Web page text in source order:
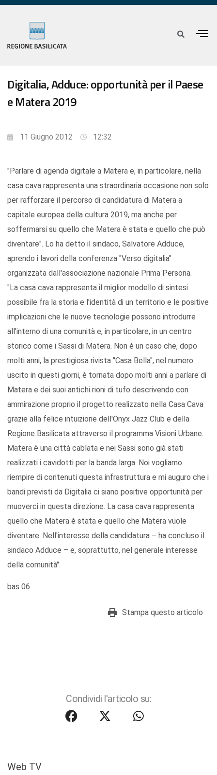
Digitalia, Adduce: opportunità per il Paese
e Matera 2019
11 Giugno 2012 12:32
"Parlare di agenda digitale a Matera e, in particolare, nella
casa cava rappresenta una straordinaria occasione non solo
per rafforzare il percorso di candidatura di Matera a
capitale europea della cultura 2019, ma anche per
soffermarsi su quello che Matera è stata e quello che può
diventare". Lo ha detto il sindaco, Salvatore Adduce,
aprendo i lavori della conferenza "Verso digitalia"
organizzata dall'associazione nazionale Prima Persona.
"La casa cava rappresenta il miglior modello di sintesi
possibile fra la storia e l'identità di un territorio e le positive
implicazioni che le nuove tecnologie possono introdurre
all'interno di una comunità e, in particolare, in un centro
storico come i Sassi di Matera. Non è un caso che, dopo
molti anni, la prestigiosa rivista "Casa Bella", nel numero
uscito in questi giorni, è tornata dopo molti anni a parlare di
Matera e dei suoi antichi rioni di tufo descrivendo con
ammirazione proprio il progetto realizzato nella Casa Cava
grazie alla felice intuizione dell'Onyx Jazz Club e della
Regione Basilicata attraverso il programma Visioni Urbane.
Matera è una città cablata e nei Sassi sono già stati
realizzati i cavidotti per la banda larga. Noi vogliamo
riempire di contenuti questa infrastruttura e mi auguro che i
bandi previsti da Digitalia ci siano positive opportunità per
muoverci in questa direzione. La casa cava rappresenta
quello che Matera è stata e quello che Matera vuole
diventare. Nell'interesse della candidatura – ha concluso il
sindaco Adduce – e, soprattutto, nel generale interesse
della comunità".
bas 06
Stampa questo articolo
Condividi l'articolo su:
Web TV